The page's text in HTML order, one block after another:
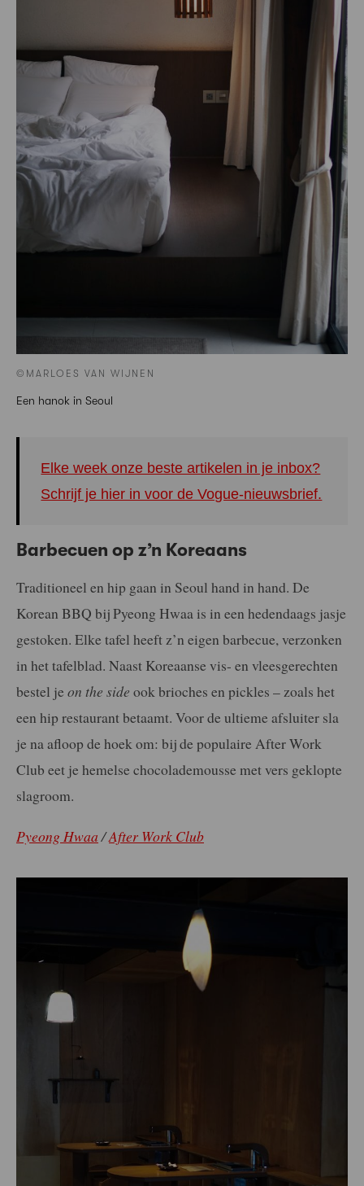
©MARLOES VAN WIJNEN
Een hanok in Seoul
Elke week onze beste artikelen in je inbox?
Schrijf je hier in voor de Vogue-nieuwsbrief.
Barbecuen op z’n Koreaans
Traditioneel en hip gaan in Seoul hand in hand. De
Korean BBQ bij Pyeong Hwaa is in een hedendaags jasje
gestoken. Elke tafel heeft z’n eigen barbecue, verzonken
in het tafelblad. Naast Koreaanse vis- en vleesgerechten
bestel je on the side ook brioches en pickles – zoals het
een hip restaurant betaamt. Voor de ultieme afsluiter sla
je na afloop de hoek om: bij de populaire After Work
Club eet je hemelse chocolademousse met vers geklopte
slagroom.
Pyeong Hwaa/After Work Club